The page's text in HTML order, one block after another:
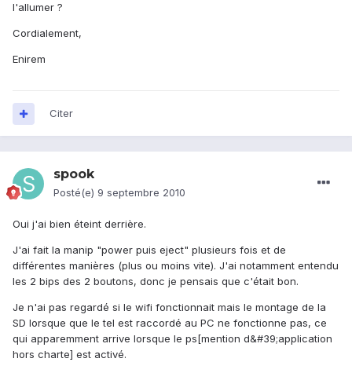
l'allumer ?
Cordialement,
Enirem
Citer
spook
Posté(e) 9 septembre 2010
Oui j'ai bien éteint derrière.
J'ai fait la manip "power puis eject" plusieurs fois et de
différentes manières (plus ou moins vite). J'ai notamment entendu
les 2 bips des 2 boutons, donc je pensais que c'était bon.
Je n'ai pas regardé si le wifi fonctionnait mais le montage de la
SD lorsque que le tel est raccordé au PC ne fonctionne pas, ce
qui apparemment arrive lorsque le ps[mention d&#39;application
hors charte] est activé.